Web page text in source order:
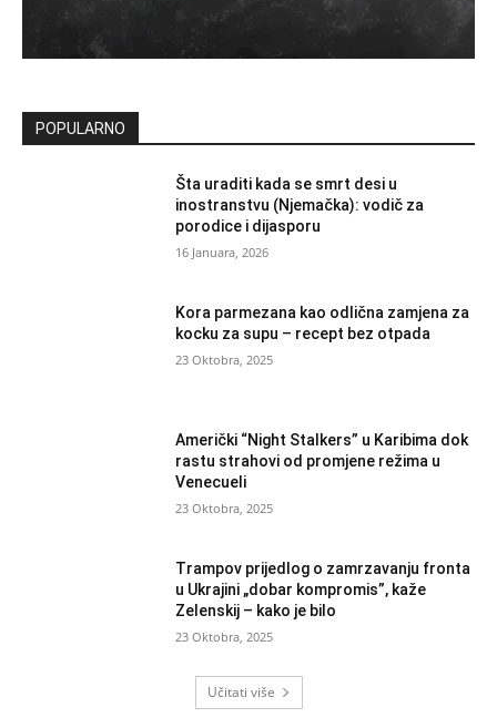
POPULARNO
Šta uraditi kada se smrt desi u
inostranstvu (Njemačka): vodič za
porodice i dijasporu
16 Januara, 2026
Kora parmezana kao odlična zamjena za
kocku za supu – recept bez otpada
23 Oktobra, 2025
Američki “Night Stalkers” u Karibima dok
rastu strahovi od promjene režima u
Venecueli
23 Oktobra, 2025
Trampov prijedlog o zamrzavanju fronta
u Ukrajini „dobar kompromis”, kaže
Zelenskij – kako je bilo
23 Oktobra, 2025
Učitati više